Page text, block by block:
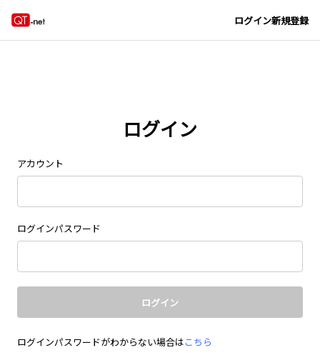
ログイン新規登録
ログイン
アカウント
ログインパスワード
ログイン
ログインパスワードがわからない場合はこちら